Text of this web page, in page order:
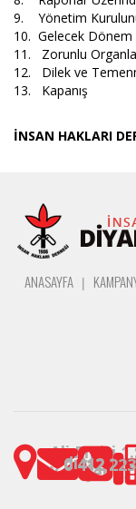
9. Yönetim
10. Gelecek Dönem
11. Zorunlu
12. Dilek ve
13. Kapanış
İNSAN HAKLARI
ANASAYFA |
Ali Emiri
Yenişehir/
0 412
0 412